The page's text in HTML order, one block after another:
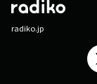
radiko.jp